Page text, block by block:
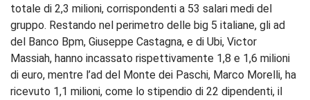
totale di 2,3 milioni, corrispondenti a 53 salari medi del
gruppo. Restando nel perimetro delle big 5 italiane, gli ad
del Banco Bpm, Giuseppe Castagna, e di Ubi, Victor
Massiah, hanno incassato rispettivamente 1,8 e 1,6 milioni
di euro, mentre l’ad del Monte dei Paschi, Marco Morelli, ha
ricevuto 1,1 milioni, come lo stipendio di 22 dipendenti, il